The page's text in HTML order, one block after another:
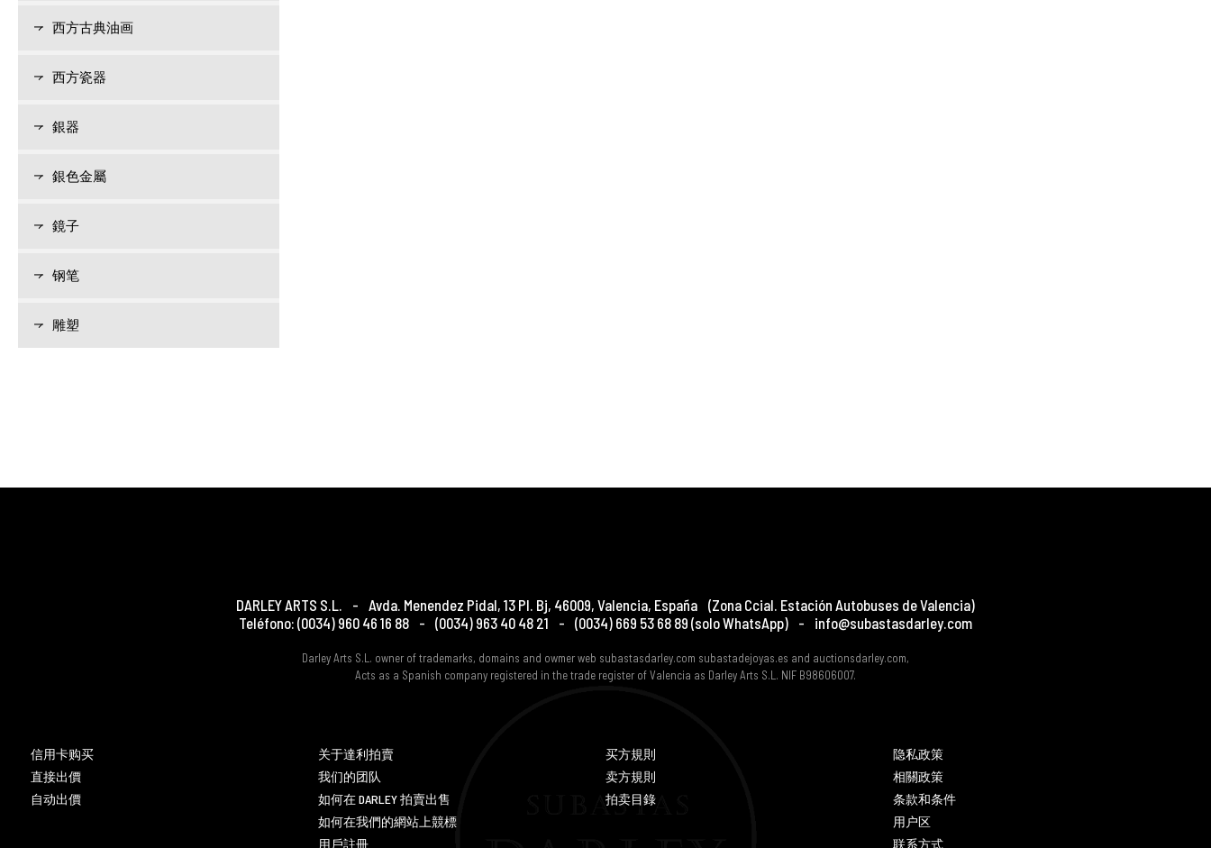
西方古典油画
西方瓷器
銀器
銀色金屬
鏡子
钢笔
雕塑
DARLEY ARTS S.L. - Avda. Menendez Pidal, 13 Pl. Bj, 46009, Valencia, España (Zona Ccial. Estación Autobuses de Valencia)
Teléfono: (0034) 960 46 16 88 - (0034) 963 40 48 21 - (0034) 669 53 68 89 (solo WhatsApp) - info@subastasdarley.com
Darley Arts S.L. owner of trademarks, domains and owmer web subastasdarley.com subastadejoyas.es and auctionsdarley.com,
Acts as a Spanish company registered in the trade register of Valencia as Darley Arts S.L. NIF B98606007.
信用卡购买
直接出價
自动出價
关于達利拍賣
我们的团队
如何在 DARLEY 拍賣出售
如何在我們的網站上競標
用戶註冊
买方規則
卖方規則
拍卖目錄
隐私政策
相關政策
条款和条件
用户区
联系方式